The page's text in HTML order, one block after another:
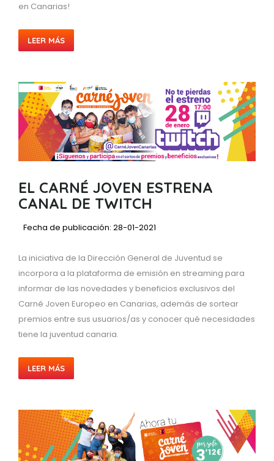
en Canarias!
LEER MÁS
EL CARNÉ JOVEN ESTRENA
CANAL DE TWITCH
Fecha de publicación: 28-01-2021
La iniciativa de la Dirección General de Juventud se
incorpora a la plataforma de emisión en streaming para
informar de las novedades y beneficios exclusivos del
Carné Joven Europeo en Canarias, además de sortear
premios entre sus usuarios/as y conocer qué necesidades
tiene la juventud canaria.
LEER MÁS